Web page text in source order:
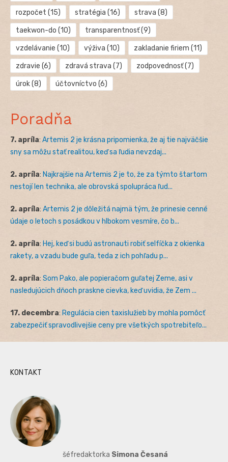
rozpočet (15) stratégia (16) strava (8)
taekwon-do (10) transparentnosť(9)
vzdelávanie (10) výživa (10) zakladanie firiem (11)
zdravie (6) zdravá strava (7) zodpovednosť(7)
úrok(8) účtovníctvo (6)
Poradňa
7. apríla: Artemis 2 je krásna pripomienka, že aj tie najväčšie
sny sa môžu stať realitou, keď sa ľudia nevzdaj...
2. apríla: Najkrajšie na Artemis 2 je to, že za týmto štartom
nestojí len technika, ale obrovská spolupráca ľud...
2. apríla: Artemis 2 je dôležitá najmä tým, že prinesie cenné
údaje o letoch s posádkou v hlbokom vesmíre, čo b...
2. apríla: Hej, keď si budú astronauti robiť selfíčka z okienka
rakety, a vzadu bude guľa, teda z ich pohľadu p...
2. apríla: Som Pako, ale popieračom guľatej Zeme, asi v
nasledujúcich dňoch praskne cievka, keď uvidia, že Zem ...
17. decembra: Regulácia cien taxislužieb by mohla pomôcť
zabezpečiť spravodlivejšie ceny pre všetkých spotrebiteľo...
KONTAKT
šéfredaktorka Simona Česaná